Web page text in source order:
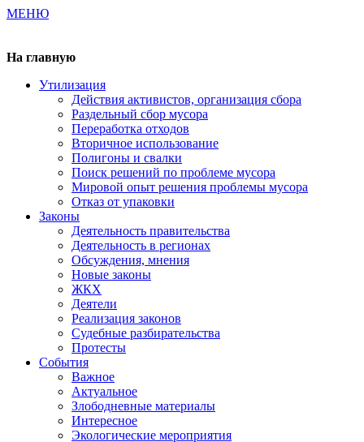
МЕНЮ
На главную
Утилизация
Действия активистов, организация сбора
Раздельный сбор мусора
Переработка отходов
Вторичное использование
Полигоны и свалки
Поиск решений по проблеме мусора
Мировой опыт решения проблемы мусора
Отказ от упаковки
Законы
Деятельность правительства
Деятельность в регионах
Обсуждения, мнения
Новые законы
ЖКХ
Деятели
Реализация законов
Судебные разбирательства
Протесты
События
Важное
Актуальное
Злободневные материалы
Интересное
Экологические мероприятия